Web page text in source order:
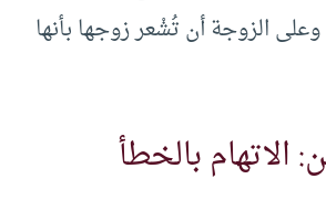
وعلى الزوجة أن تُشْعر زوجها بأنها
الاتهام بالخطأ